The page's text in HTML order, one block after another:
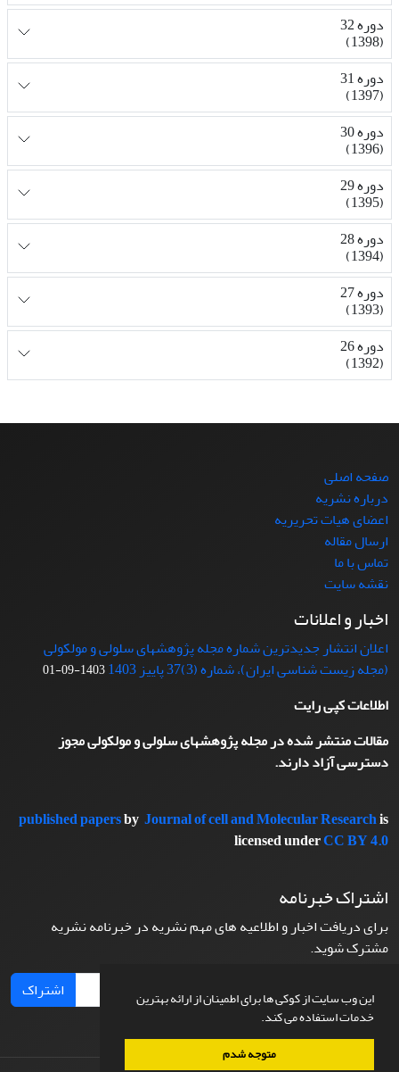
این وب سایت از کوکی ها برای اطمینان از ارائه بهترین
خدمات استفاده می کند.
متوجه شدم
دوره 32
(1398)
دوره 31
(1397)
دوره 30
(1396)
دوره 29
(1395)
دوره 28
(1394)
دوره 27
(1393)
دوره 26
(1392)
صفحه اصلی
درباره نشریه
اعضای هیات تحریریه
ارسال مقاله
تماس با ما
نقشه سایت
اخبار و اعلانات
اعلان انتشار جدیدترین شماره مجله پژوهشهای سلولی و مولکولی
(مجله زیست شناسی ایران)، شماره (3)37 پاییز 1403
1403-09-01
اطلاعات کپی رایت
مقالات منتشر شده در مجله پژوهشهای سلولی و مولکولی مجوز
دسترسی آزاد دارند.
published papersby Journal of cell and Molecular Researchis
licensed underCC BY 4.0
اشتراک خبرنامه
برای دریافت اخبار و اطلاعیه های مهم نشریه در خبرنامه نشریه
مشترک شوید.
اشتراک